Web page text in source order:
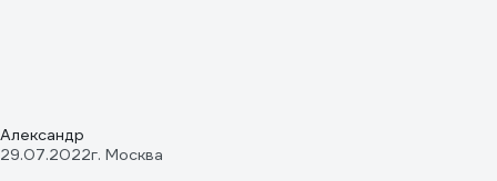
Александр
29.07.2022г. Москва